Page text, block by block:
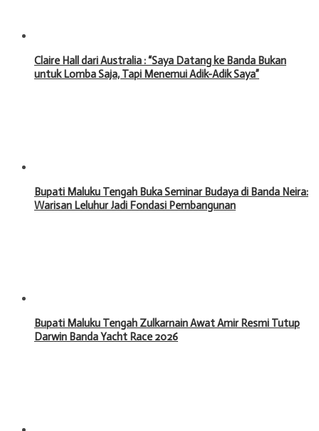
Claire Hall dari Australia : “Saya Datang ke Banda Bukan
untuk Lomba Saja, Tapi Menemui Adik-Adik Saya”
Bupati Maluku Tengah Buka Seminar Budaya di Banda Neira:
Warisan Leluhur Jadi Fondasi Pembangunan
Bupati Maluku Tengah Zulkarnain Awat Amir Resmi Tutup
Darwin Banda Yacht Race 2026